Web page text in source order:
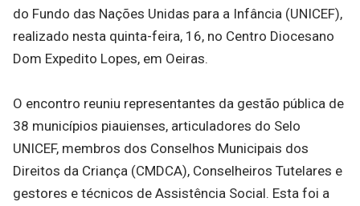
do Fundo das Nações Unidas para a Infância (UNICEF),
realizado nesta quinta-feira, 16, no Centro Diocesano
Dom Expedito Lopes, em Oeiras.
O encontro reuniu representantes da gestão pública de
38 municípios piauienses, articuladores do Selo
UNICEF, membros dos Conselhos Municipais dos
Direitos da Criança (CMDCA), Conselheiros Tutelares e
gestores e técnicos de Assistência Social. Esta foi a